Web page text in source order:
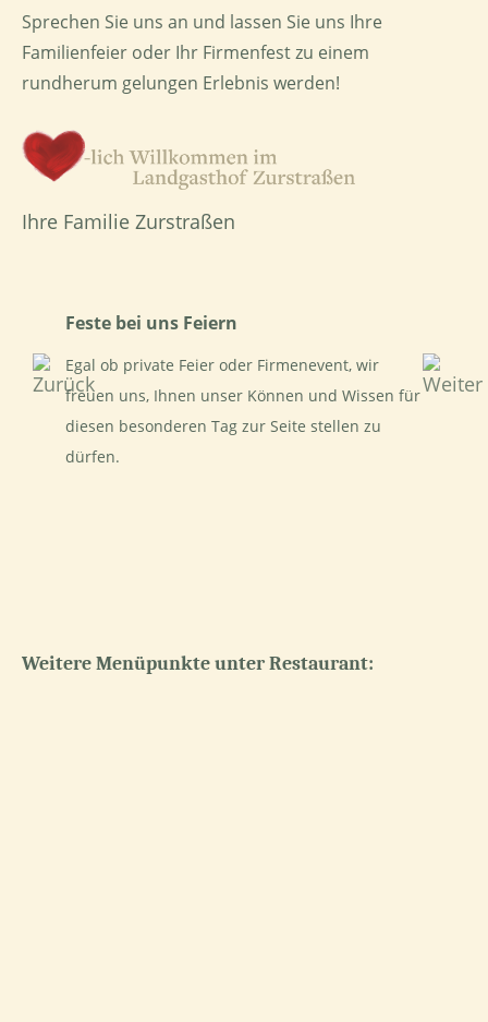
Sprechen Sie uns an und lassen Sie uns Ihre
Familienfeier oder Ihr Firmenfest zu einem
rundherum gelungen Erlebnis werden!
Ihre Familie Zurstraßen
Feste bei uns Feiern
Egal ob private Feier oder Firmenevent, wir
freuen uns, Ihnen unser Können und Wissen für
diesen besonderen Tag zur Seite stellen zu
dürfen.
Weitere Menüpunkte unter Restaurant: